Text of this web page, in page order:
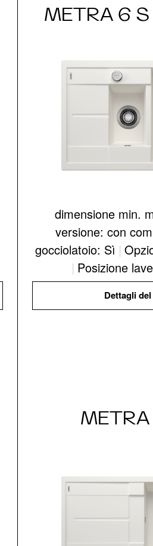
METRA 6
dimensione min.
versione: con
gocciolatoio: Sì |
| Posizione
Dettagli